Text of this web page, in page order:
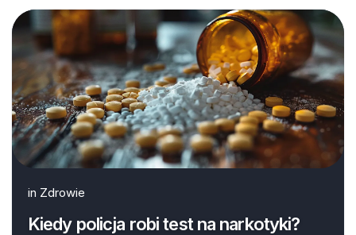
in Zdrowie
Kiedy policja robi test na narkotyki?